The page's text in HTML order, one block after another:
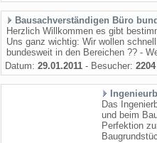
Bausachverständigen Büro
Herzlich Willkommen es gibt
Uns ganz wichtig: Wir wollen
bundesweit in den Bereichen ?? -
Datum: 29.01.2011 - Besucher: 2204
Das
und beim
Perfektion